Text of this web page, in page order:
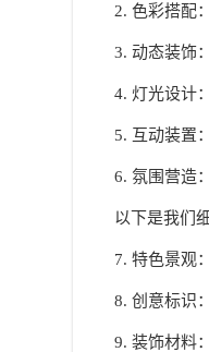
2. 色彩搭配
3. 动态装饰
4. 灯光设计
5. 互动装置
6. 氛围营造
以下是我们
7. 特色景观
8. 创意标识
9. 装饰材料